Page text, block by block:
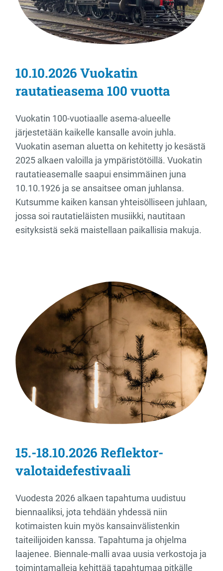
10.10.2026 Vuokatin
rautatieasema 100 vuotta
Vuokatin 100-vuotiaalle asema-alueelle
järjestetään kaikelle kansalle avoin juhla.
Vuokatin aseman aluetta on kehitetty jo kesästä
2025 alkaen valoilla ja ympäristötöillä. Vuokatin
rautatieasemalle saapui ensimmäinen juna
10.10.1926 ja se ansaitsee oman juhlansa.
Kutsumme kaiken kansan yhteisölliseen juhlaan,
jossa soi rautatieläisten musiikki, nautitaan
esityksistä sekä maistellaan paikallisia makuja.
15.-18.10.2026 Reflektor-
valotaidefestivaali
Vuodesta 2026 alkaen tapahtuma uudistuu
biennaaliksi, jota tehdään yhdessä niin
kotimaisten kuin myös kansainvälistenkin
taiteilijoiden kanssa. Tapahtuma ja ohjelma
laajenee. Biennale-malli avaa uusia verkostoja ja
toimintamalleja kehittää tapahtumaa pitkälle